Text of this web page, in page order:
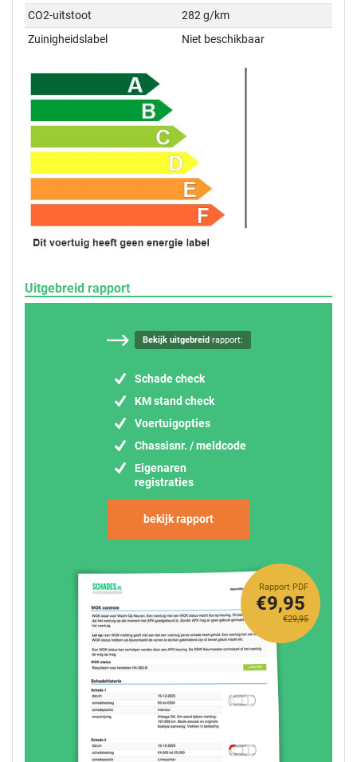
CO2-uitstoot
282 g/km
Zuinigheidslabel
Niet beschikbaar
Uitgebreid rapport
Bekijk uitgebreidrapport:
Schade check
KM stand check
Voertuigopties
Chassisnr. / meldcode
Eigenaren
registraties
bekijk rapport
Rapport PDF
€29,95
€9,95